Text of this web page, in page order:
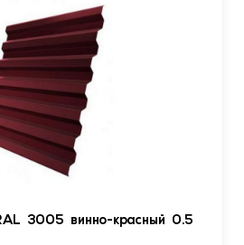
3005 винно-красный 0.5